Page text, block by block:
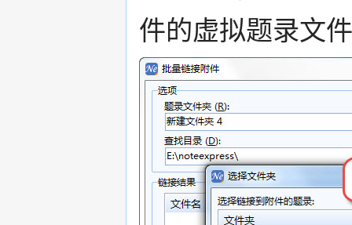
件的虚拟题录文